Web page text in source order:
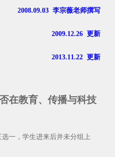
2008.09.03 李宗薇老师撰写
2009.12.26 更新
2013.11.22 更新
在教育、传播与科技
一，学生进来后并未分组上